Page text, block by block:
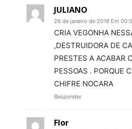
JULIANO
26 de janeiro de 2019 Em
CRIA VEGONHA
,DESTRUIDORA DE
PRESTES A ACABAR
PESSOAS . PORQUE
CHIFRE NOCARA
Responder
Flor